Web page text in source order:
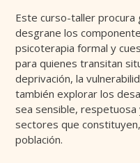
Este curso-taller procura
desgrane los
psicoterapia formal y
para quienes transitan
deprivación, la
también explorar los
sea sensible,
sectores que
población.